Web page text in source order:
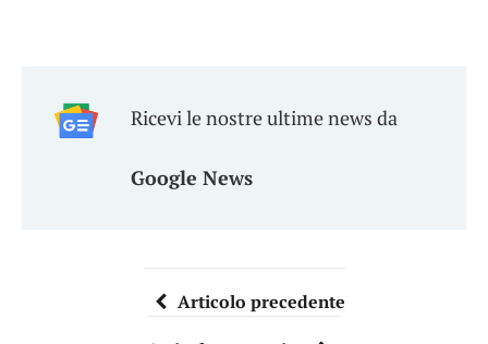
Ricevi le nostre ultime news da
Google News
Articolo precedente